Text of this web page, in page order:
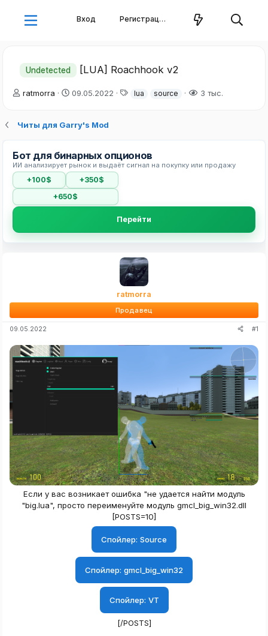
Вход Регистрация
Undetected [LUA] Roachhook v2
А
о
е
м
ы
ratmorra
Д
а
ч
а
а
09.05.2022
Тlua source 3 тыс.
Читы для Garry's Mod
Бот для бинарных опционов
ИИ анализирует рынок и выдаёт сигнал на покупку или продажу
+100$
+350$
+650$
Перейти
ratmorra
Продавец
09.05.2022 #1
Если у вас возникает ошибка "не удается найти модуль
"big.lua", просто переименуйте модуль gmcl_big_win32.dll
[POSTS=10]
Спойлер: Source
Спойлер: gmcl_big_win32
Спойлер: VT
[/POSTS]